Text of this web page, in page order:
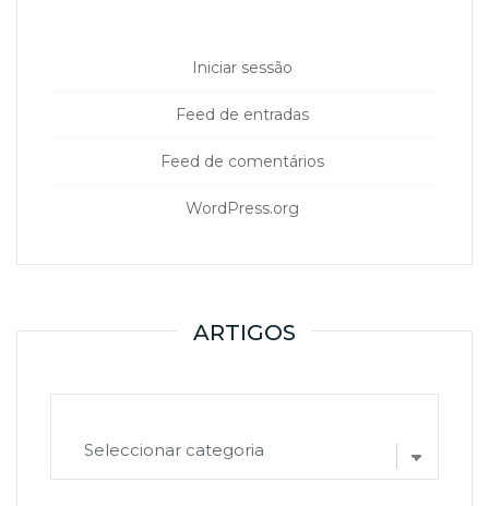
Iniciar sessão
Feed de entradas
Feed de comentários
WordPress.org
ARTIGOS